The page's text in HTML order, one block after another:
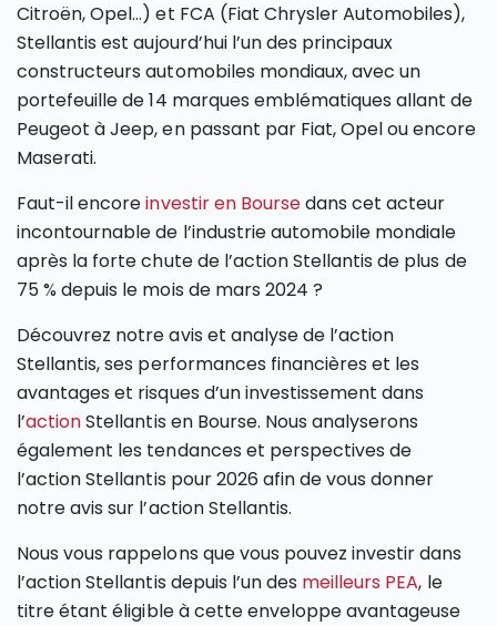
Citroën, Opel…) et FCA (Fiat Chrysler Automobiles),
Stellantis est aujourd’hui l’un des principaux
constructeurs automobiles mondiaux, avec un
portefeuille de 14 marques emblématiques allant de
Peugeot à Jeep, en passant par Fiat, Opel ou encore
Maserati.
Faut-il encoreinvestir en Boursedans cet acteur
incontournable de l’industrie automobile mondiale
après la forte chute de l’action Stellantis de plus de
75 % depuis le mois de mars 2024 ?
Découvrez notre avis et analyse de l’action
Stellantis, ses performances financières et les
avantages et risques d’un investissement dans
l’actionStellantis en Bourse. Nous analyserons
également les tendances et perspectives de
l’action Stellantis pour 2026 afin de vous donner
notre avis sur l’action Stellantis.
Nous vous rappelons que vous pouvez investir dans
l’action Stellantis depuis l’un des meilleurs PEA, le
titre étant éligible à cette enveloppe avantageuse